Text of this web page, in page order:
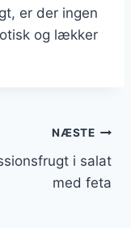
er der ingen
og lækker
NÆSTE
i salat
med feta